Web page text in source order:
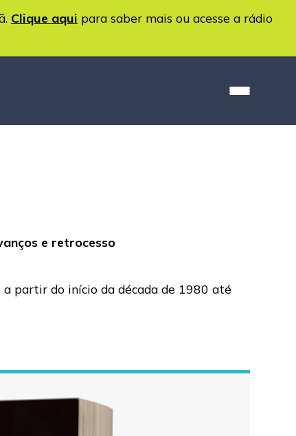
Clique aqui para saber mais ou acesse a rádio
e retrocesso
a partir do início da década de 1980 até